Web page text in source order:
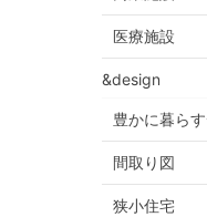
医療施設
&design
豊かに暮ら
間取り図
狭小住宅